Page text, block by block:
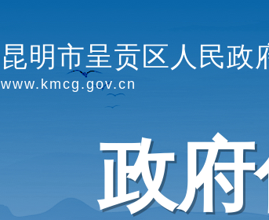
昆明市呈贡区人民政
www.kmcg.gov.cn
政